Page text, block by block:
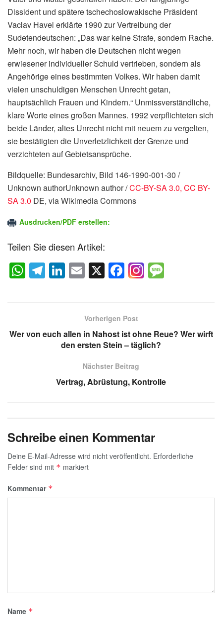
Dissident und spätere tschechoslowakische Präsident
Vaclav Havel erklärte 1990 zur Vertreibung der
Sudetendeutschen: „Das war keine Strafe, sondern Rache.
Mehr noch, wir haben die Deutschen nicht wegen
erwiesener individueller Schuld vertrieben, sondern als
Angehörige eines bestimmten Volkes. Wir haben damit
vielen unschuldigen Menschen Unrecht getan,
hauptsächlich Frauen und Kindern.“ Unmissverständliche,
klare Worte eines großen Mannes. 1992 verpflichteten sich
beide Länder, altes Unrecht nicht mit neuem zu vergelten,
sie bestätigten die Unverletzlichkeit der Grenze und
verzichteten auf Gebietsansprüche.
Bildquelle: Bundesarchiv, Bild 146-1990-001-30 /
Unknown authorUnknown author /CC-BY-SA 3.0, CC BY-
SA 3.0 DE, via Wikimedia Commons
Ausdrucken/PDF erstellen:
Teilen Sie diesen Artikel:
W
h
A
T
el
a
Li
n
dI
n
E
m
X F
a
e
b
o
o
k
g
Vorherigen Post
Wer von euch allen in Nahost ist ohne Reue? Wer wirft
den ersten Stein – täglich?
Nächster Beitrag
Vertrag, Abrüstung, Kontrolle
Schreibe einen Kommentar
Deine E-Mail-Adresse wird nicht veröffentlicht. Erforderliche
Felder sind mit * markiert
Kommentar *
Name *